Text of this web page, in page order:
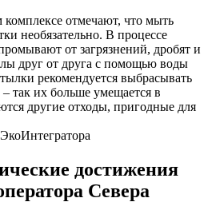
отмечают, что мыть
необязательно. В процессе
от загрязнений, дробят и
друг от друга с помощью воды
рекомендуется выбрасывать
так их больше умещается в
другие отходы, пригодные для
достижения
Севера